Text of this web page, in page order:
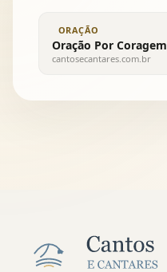
ORAÇÃO
Oração Por Coragem
cantosecantares.com.br